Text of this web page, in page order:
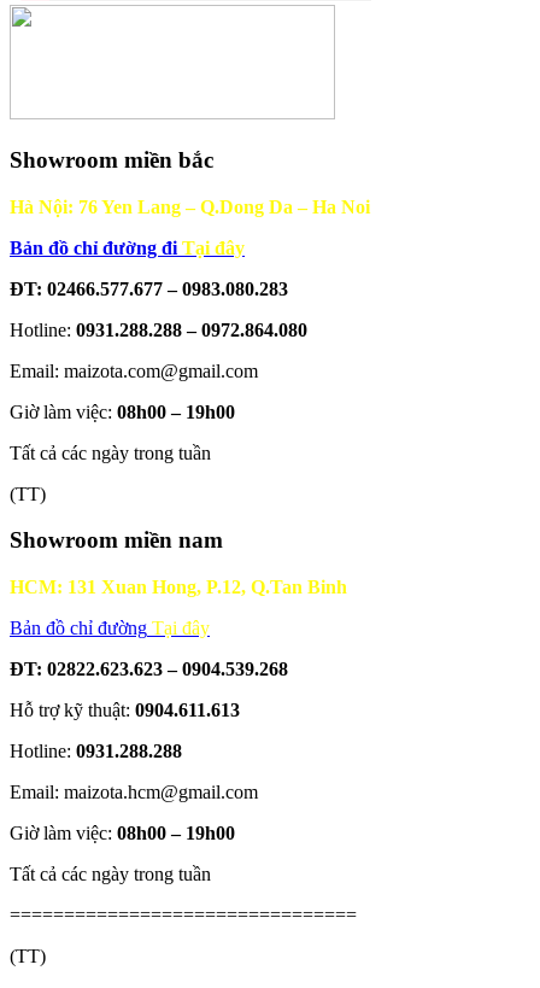
Showroom miền bắc
Hà Nội: 76 Yen Lang – Q.Dong Da – Ha Noi
Bản đồ chỉ đường đi Tại đây
ĐT: 02466.577.677 – 0983.080.283
Hotline: 0931.288.288 – 0972.864.080
Email: maizota.com@gmail.com
Giờ làm việc: 08h00 – 19h00
Tất cả các ngày trong tuần
(TT)
Showroom miền nam
HCM: 131 Xuan Hong, P.12, Q.Tan Binh
Bản đồ chỉ đường Tại đây
ĐT: 02822.623.623 – 0904.539.268
Hỗ trợ kỹ thuật: 0904.611.613
Hotline: 0931.288.288
Email: maizota.hcm@gmail.com
Giờ làm việc: 08h00 – 19h00
Tất cả các ngày trong tuần
================================
(TT)